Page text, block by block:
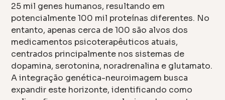
25 mil genes humanos, resultando em
potencialmente 100 mil proteínas diferentes. No
entanto, apenas cerca de 100 são alvos dos
medicamentos psicoterapêuticos atuais,
centrados principalmente nos sistemas de
dopamina, serotonina, noradrenalina e glutamato.
A integração genética-neuroimagem busca
expandir este horizonte, identificando como